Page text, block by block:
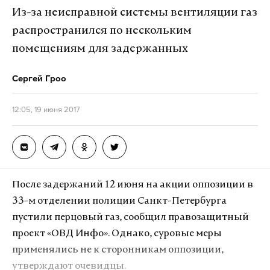
Фото: © GLOBAL LOOK press/ROPI
других формах урегулирования конфликта, Киев
по его словам, Украина не определилась с самой
возможностью обсуждения особого статуса
делать. Она либо должна выполнять то, что
подписала, либо отказаться от своих
варианты», — сказал RT Дейнего.
Он привел пример невыполнения Украиной
взятых обязательств. Киев до сих пор не
установил банковскую систему для выплат
Из-за неисправной системы вентиляции газ
распространился по нескольким
помещениям для задержанных
Сергей Гроо
12:05, 19 июня 2017
После задержаний 12 июня на акции оппозиции в
33-м отделении полиции Санкт-Петербурга
пустили перцовый газ, сообщил правозащитный
проект «ОВД Инфо». Однако, суровые меры
применялись не к сторонникам оппозиции,
утверждают очевидцы.